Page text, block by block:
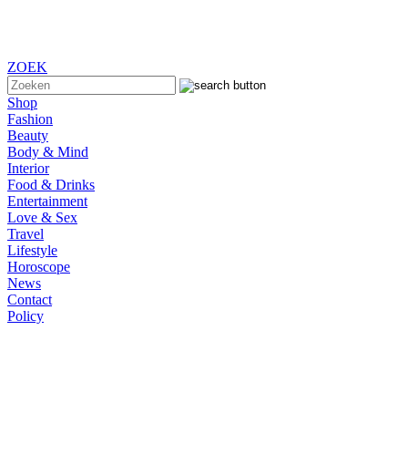
ZOEK
Shop
Fashion
Beauty
Body & Mind
Interior
Food & Drinks
Entertainment
Love & Sex
Travel
Lifestyle
Horoscope
News
Contact
Policy